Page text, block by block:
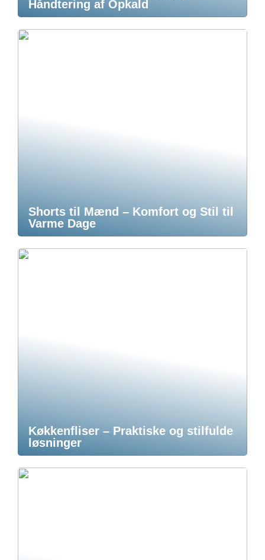
Håndtering af Opkald
Shorts til Mænd – Komfort og Stil til
Varme Dage
Køkkenfliser – Praktiske og stilfulde
løsninger